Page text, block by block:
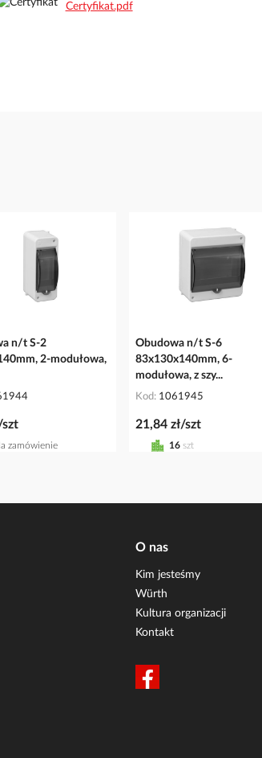
Certyfikat.pdf
n/t S-2
2-modułowa,
szt
zamówienie
Obudowa n/t S-6
83x130x140mm, 6-
modułowa, z szy...
Kod 1061945
21,84 zł/szt
16 szt
O nas
Kim jesteśmy
Würth
Kultura organizacji
Kontakt